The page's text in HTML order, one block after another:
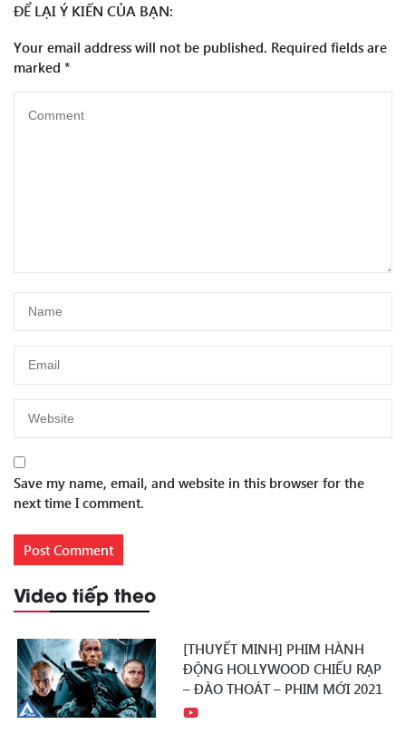
ĐỂ LẠI Ý KIẾN CỦA BẠN:
Your email address will not be published. Required fields are
marked *
Save my name, email, and website in this browser for the
next time I comment.
Video tiếp theo
[THUYẾT MINH] PHIM HÀNH
ĐỘNG HOLLYWOOD CHIẾU RẠP
– ĐÀO THOÁT – PHIM MỚI 2021